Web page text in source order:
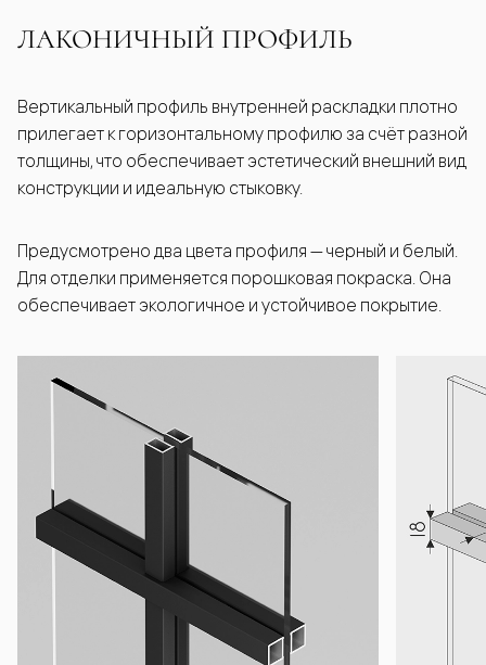
ЛАКОНИЧНЫЙ ПРОФИЛЬ
Вертикальный профиль внутренней раскладки плотно
прилегает к горизонтальному профилю за счёт разной
толщины, что обеспечивает эстетический внешний вид
конструкции и идеальную стыковку.
Предусмотрено два цвета профиля — черный и белый.
Для отделки применяется порошковая покраска. Она
обеспечивает экологичное и устойчивое покрытие.